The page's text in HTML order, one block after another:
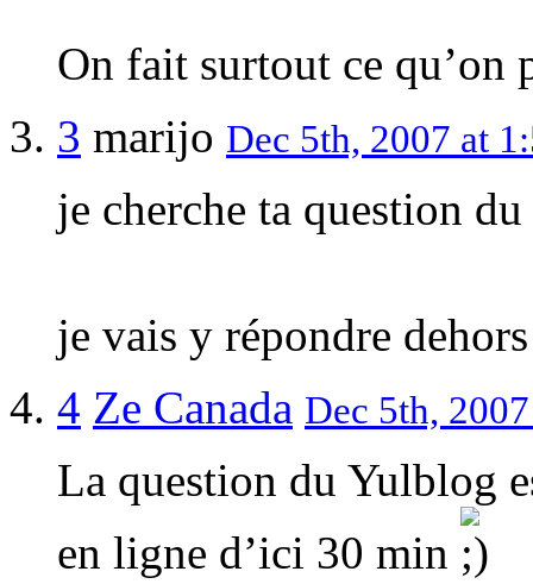
On fait surtout ce qu’on
3 marijo Dec 5th, 2007 at
je cherche ta question
je vais y répondre
4 Ze Canada Dec 5th,
La question du Yulblog
en ligne d’ici 30 min